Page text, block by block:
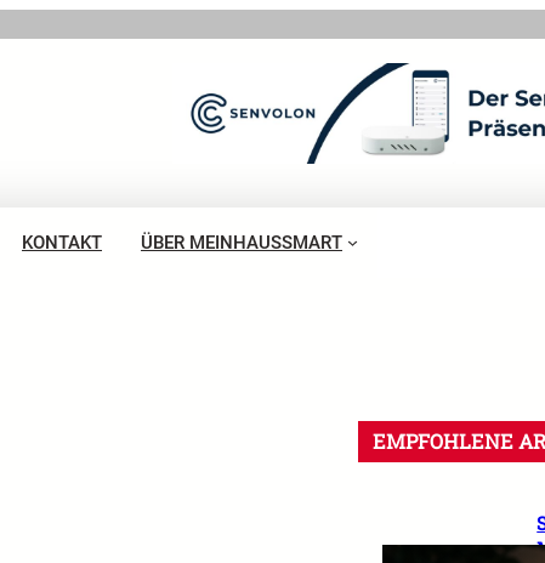
KONTAKT ÜBER MEINHAUSSMART
EMPFOHLENE